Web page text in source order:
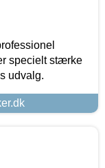
specielt stærke
udvalg.